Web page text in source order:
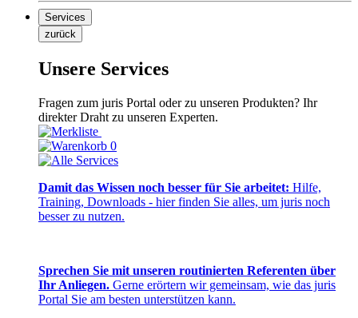
Services
zurück
Unsere Services
Fragen zum juris Portal oder zu unseren Produkten? Ihr
direkter Draht zu unseren Experten.
0
Damit das Wissen noch besser für Sie arbeitet: Hilfe,
Training, Downloads - hier finden Sie alles, um juris noch
besser zu nutzen.
Sprechen Sie mit unseren routinierten Referenten über
Ihr Anliegen. Gerne erörtern wir gemeinsam, wie das juris
Portal Sie am besten unterstützen kann.